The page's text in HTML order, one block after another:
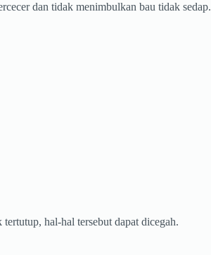
dan tidak menimbulkan bau tidak sedap.
hal-hal tersebut dapat dicegah.